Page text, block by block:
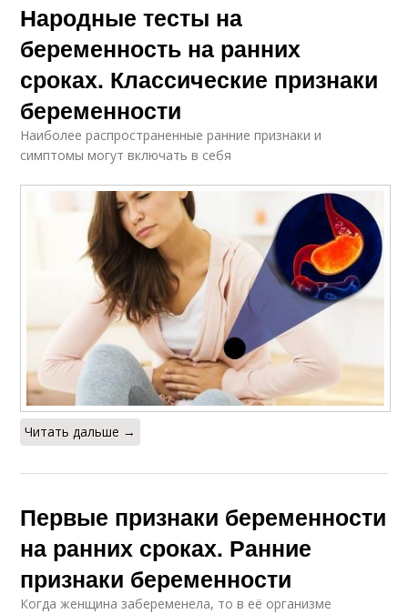
Народные тесты на
беременность на ранних
сроках. Классические признаки
беременности
Наиболее распространенные ранние признаки и
симптомы могут включать в себя
Читать дальше →
Первые признаки беременности
на ранних сроках. Ранние
признаки беременности
Когда женщина забеременела, то в её организме